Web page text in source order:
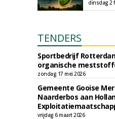
dinsdag 2
TENDERS
Sportbedrijf
organische
zondag 17 mei 2026
Gemeente Gooise
Naarderbos aan
vrijdag 6 maart 2026